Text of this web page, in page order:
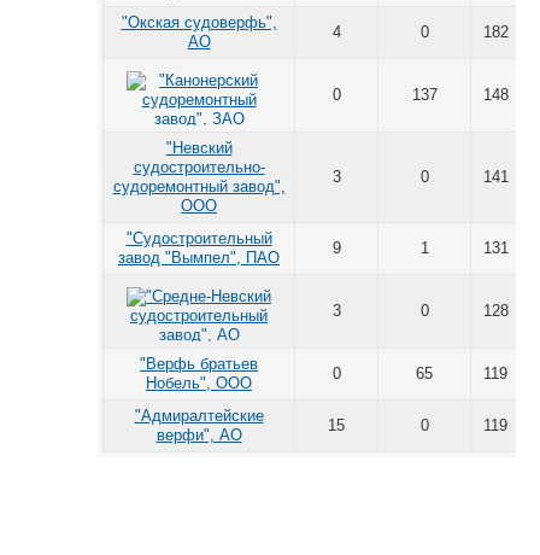
"Окская судоверфь",
АО
4 0 182
0 137 148
"Невский
судостроительно-
судоремонтный завод",
ООО
3 0 141
"Судостроительный
завод "Вымпел", ПАО
9 1 131
3 0 128
"Верфь братьев
Нобель", ООО
0 65 119
"Адмиралтейские
верфи", АО
15 0 119